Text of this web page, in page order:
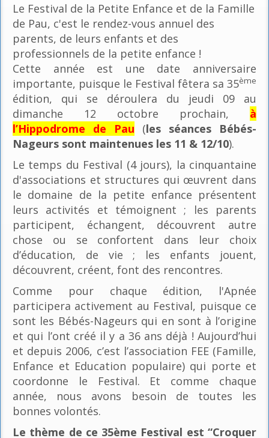
Le Festival de la Petite Enfance et de la Famille
de Pau, c'est le rendez-vous annuel des
parents, de leurs enfants et des
professionnels de la petite enfance !
Cette année est une date anniversaire
importante, puisque le Festival fêtera sa 35ème
édition, qui se déroulera du jeudi 09 au
dimanche 12 octobre prochain, à
l’Hippodrome de Pau (les séances Bébés-
Nageurs sont maintenues les 11 & 12/10).
Le temps du Festival (4 jours), la cinquantaine
d'associations et structures qui œuvrent dans
le domaine de la petite enfance présentent
leurs activités et témoignent ; les parents
participent, échangent, découvrent autre
chose ou se confortent dans leur choix
d’éducation, de vie ; les enfants jouent,
découvrent, créent, font des rencontres.
Comme pour chaque édition, l'Apnée
participera activement au Festival, puisque ce
sont les Bébés-Nageurs qui en sont à l’origine
et qui l’ont créé il y a 36 ans déjà ! Aujourd’hui
et depuis 2006, c’est l’association FEE (Famille,
Enfance et Education populaire) qui porte et
coordonne le Festival. Et comme chaque
année, nous avons besoin de toutes les
bonnes volontés.
Le thème de ce 35ème Festival est “Croquer